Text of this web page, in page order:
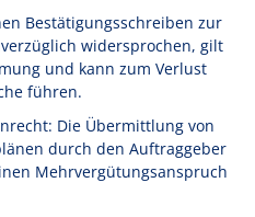
Bestätigungsschreiben zur
widersprochen, gilt
und kann zum Verlust
führen.
Die Übermittlung von
durch den Auftraggeber
Mehrvergütungsanspruch